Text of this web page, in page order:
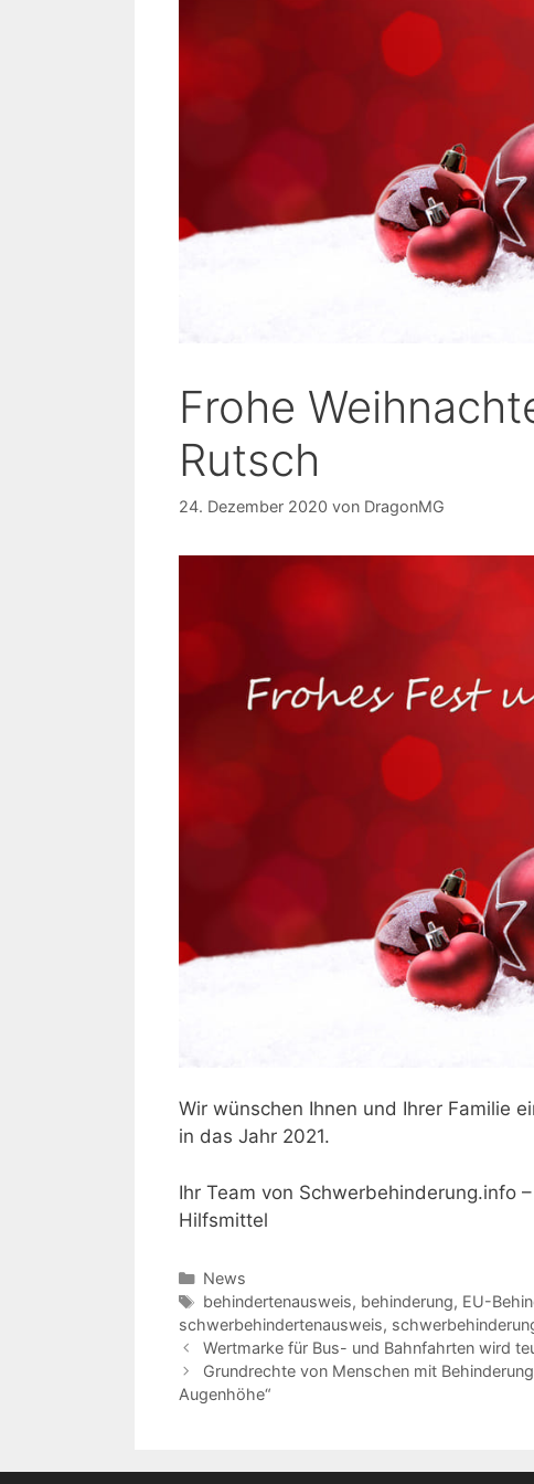
Frohe
Rutsch
24. Dezember 2020 von DragonMG
Wir wünschen Ihnen und Ihrer Familie
in das Jahr 2021.
Ihr Team von Schwerbehinderung.info
Hilfsmittel
Kategorien
News
Schlagwörter
behindertenausweis, behinderung, EU-
schwerbehindertenausweis,
Wertmarke für Bus- und Bahnfahrten wird
Grundrechte von Menschen mit
Augenhöhe“